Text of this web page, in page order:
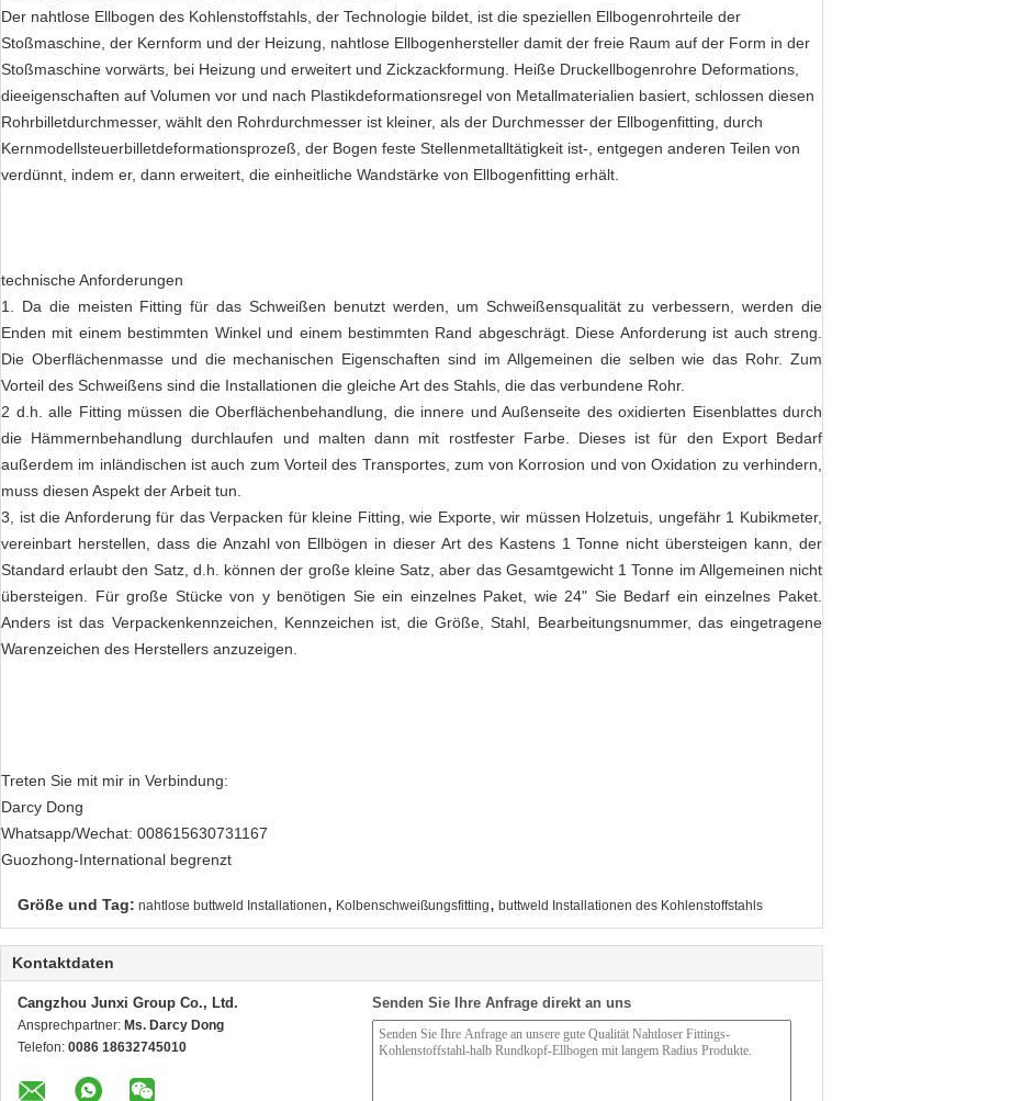
Der nahtlose Ellbogen des Kohlenstoffstahls, der Technologie bildet, ist die speziellen Ellbogenrohrteile der
Stoßmaschine, der Kernform und der Heizung, nahtlose Ellbogenhersteller damit der freie Raum auf der Form in der
Stoßmaschine vorwärts, bei Heizung und erweitert und Zickzackformung. Heiße Druckellbogenrohre Deformations,
dieeigenschaften auf Volumen vor und nach Plastikdeformationsregel von Metallmaterialien basiert, schlossen diesen
Rohrbilletdurchmesser, wählt den Rohrdurchmesser ist kleiner, als der Durchmesser der Ellbogenfitting, durch
Kernmodellsteuerbilletdeformationsprozeß, der Bogen feste Stellenmetalltätigkeit ist-, entgegen anderen Teilen von
verdünnt, indem er, dann erweitert, die einheitliche Wandstärke von Ellbogenfitting erhält.
technische Anforderungen
1. Da die meisten Fitting für das Schweißen benutzt werden, um Schweißensqualität zu verbessern, werden die
Enden mit einem bestimmten Winkel und einem bestimmten Rand abgeschrägt. Diese Anforderung ist auch streng.
Die Oberflächenmasse und die mechanischen Eigenschaften sind im Allgemeinen die selben wie das Rohr. Zum
Vorteil des Schweißens sind die Installationen die gleiche Art des Stahls, die das verbundene Rohr.
2 d.h. alle Fitting müssen die Oberflächenbehandlung, die innere und Außenseite des oxidierten Eisenblattes durch
die Hämmernbehandlung durchlaufen und malten dann mit rostfester Farbe. Dieses ist für den Export Bedarf
außerdem im inländischen ist auch zum Vorteil des Transportes, zum von Korrosion und von Oxidation zu verhindern,
muss diesen Aspekt der Arbeit tun.
3, ist die Anforderung für das Verpacken für kleine Fitting, wie Exporte, wir müssen Holzetuis, ungefähr 1 Kubikmeter,
vereinbart herstellen, dass die Anzahl von Ellbögen in dieser Art des Kastens 1 Tonne nicht übersteigen kann, der
Standard erlaubt den Satz, d.h. können der große kleine Satz, aber das Gesamtgewicht 1 Tonne im Allgemeinen nicht
übersteigen. Für große Stücke von y benötigen Sie ein einzelnes Paket, wie 24" Sie Bedarf ein einzelnes Paket.
Anders ist das Verpackenkennzeichen, Kennzeichen ist, die Größe, Stahl, Bearbeitungsnummer, das eingetragene
Warenzeichen des Herstellers anzuzeigen.
Treten Sie mit mir in Verbindung:
Darcy Dong
Whatsapp/Wechat: 008615630731167
Guozhong-International begrenzt
Größe und Tag: nahtlose buttweld Installationen, Kolbenschweißungsfitting, buttweld Installationen des Kohlenstoffstahls
Kontaktdaten
Cangzhou Junxi Group Co., Ltd.
Ansprechpartner: Ms. Darcy Dong
Telefon: 0086 18632745010
Senden Sie Ihre Anfrage direkt an uns